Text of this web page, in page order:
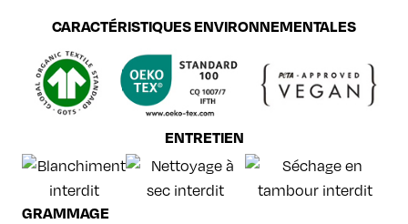
CARACTÉRISTIQUES ENVIRONNEMENTALES
ENTRETIEN
GRAMMAGE